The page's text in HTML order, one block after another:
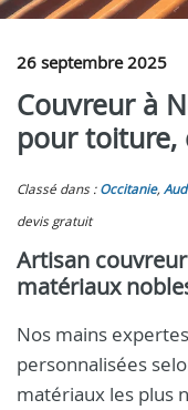
26 septembre 2025
Couvreur à
pour toiture,
Classé dans : Occitanie,
devis gratuit
Artisan
matériaux
Nos mains
personnalisées
matériaux les plus